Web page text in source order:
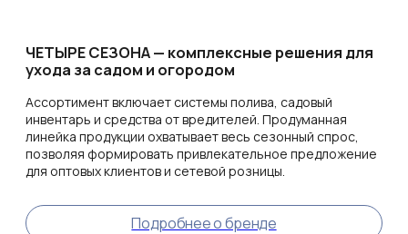
ЧЕТЫРЕ СЕЗОНА — комплексные решения для
ухода за садом и огородом
Ассортимент включает системы полива, садовый
инвентарь и средства от вредителей. Продуманная
линейка продукции охватывает весь сезонный спрос,
позволяя формировать привлекательное предложение
для оптовых клиентов и сетевой розницы.
Подробнее о бренде